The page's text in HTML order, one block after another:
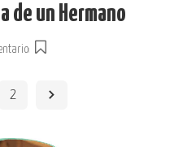
de un Hermano
2